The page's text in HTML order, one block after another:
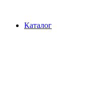
содержимому
Каталог